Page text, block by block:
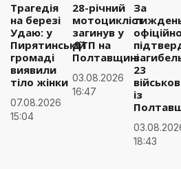
Трагедія
на березі
Удаю: у
Пирятинській
громаді
виявили
тіло жінки
07.08.2026
15:04
28-річний
мотоцикліст
загинув у
ДТП на
Полтавщині
03.08.2026
16:47
За
офіційно
23
із
18:43